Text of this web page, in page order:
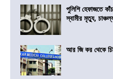
পুলিশি হেফাজতে
স্বামীর মৃত্যু,
আর জি কর থেকে